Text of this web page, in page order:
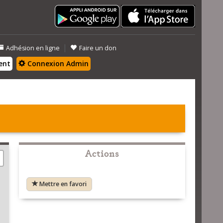
Adhésion en ligne | Faire un don
Connexion Admin
Actions
Mettre en favori